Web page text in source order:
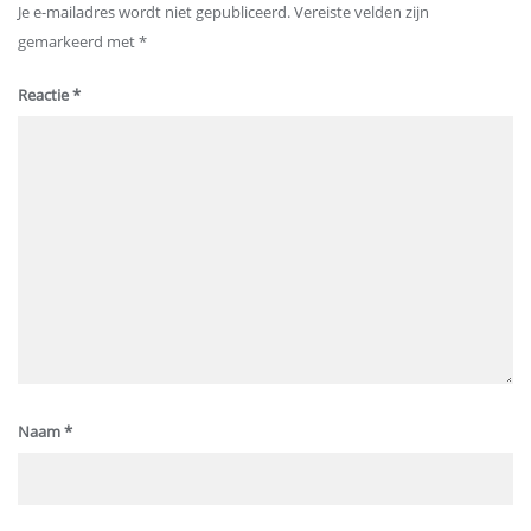
Je e-mailadres wordt niet gepubliceerd.Vereiste velden zijn
gemarkeerd met*
Reactie*
Naam*